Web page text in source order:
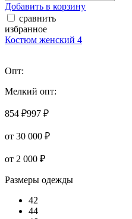
Добавить в корзину
сравнить
избранное
Костюм женский 4
Опт:
Мелкий опт:
854 ₽997 ₽
от 30 000 ₽
от 2 000 ₽
Размеры одежды
42
44